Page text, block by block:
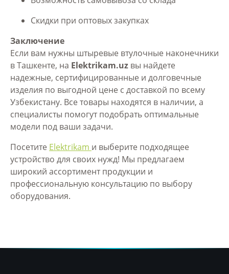
Скидки при оптовых закупках
Заключение
Если вам нужны штыревые втулочные наконечники
в Ташкенте, на Elektrikam.uz вы найдете
надежные, сертифицированные и долговечные
изделия по выгодной цене с доставкой по всему
Узбекистану. Все товары находятся в наличии, а
специалисты помогут подобрать оптимальные
модели под ваши задачи.
Посетите Elektrikam и выберите подходящее
устройство для своих нужд! Мы предлагаем
широкий ассортимент продукции и
профессиональную консультацию по выбору
оборудования.